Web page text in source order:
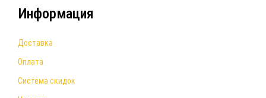
Информация
Доставка
Оплата
Система скидок